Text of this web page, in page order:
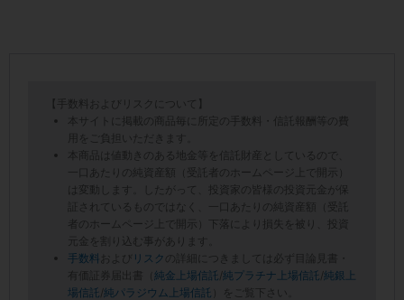
【手数料およびリスクについて】
本サイトに掲載の商品毎に所定の手数料・信託報酬等の費
用をご負担いただきます。
本商品は値動きのある地金等を信託財産としているので、
一口あたりの純資産額（受託者のホームページ上で開示）
は変動します。したがって、投資家の皆様の投資元金が保
証されているものではなく、一口あたりの純資産額（受託
者のホームページ上で開示）下落により損失を被り、投資
元金を割り込む事があります。
手数料
および リスク
の詳細につきましては必ず目論見書・
有価証券届出書（ 純金上場信託 /純プラチナ上場信託 /純銀上
場信託 /純パラジウム上場信託 ）をご覧下さい。